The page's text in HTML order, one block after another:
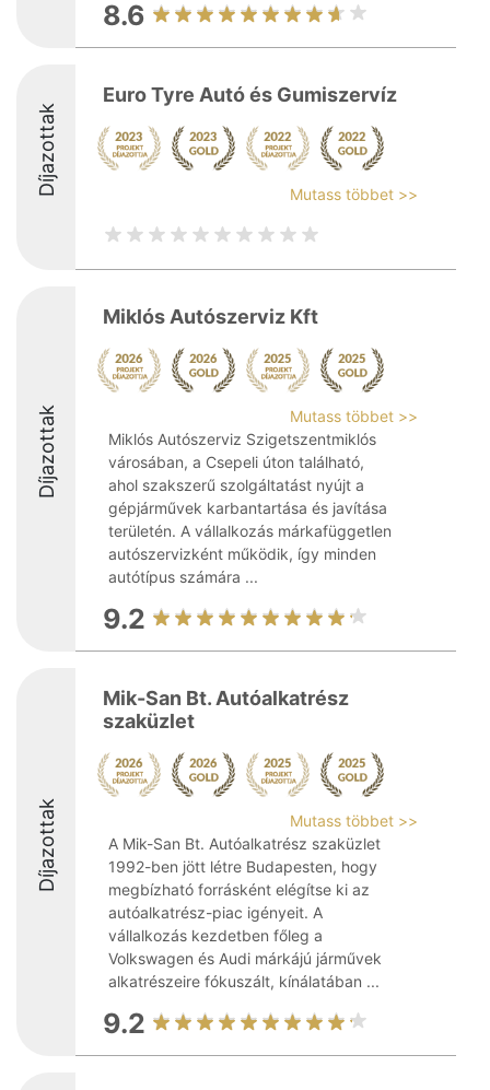
8.6
Díjazottak
Euro Tyre Autó és Gumiszervíz
Mutass többet >>
Díjazottak
Miklós Autószerviz Kft
Mutass többet >>
Miklós Autószerviz Szigetszentmiklós
városában, a Csepeli úton található,
ahol szakszerű szolgáltatást nyújt a
gépjárművek karbantartása és javítása
területén. A vállalkozás márkafüggetlen
autószervizként működik, így minden
autótípus számára ...
9.2
Díjazottak
Mik-San Bt. Autóalkatrész
szaküzlet
Mutass többet >>
A Mik-San Bt. Autóalkatrész szaküzlet
1992-ben jött létre Budapesten, hogy
megbízható forrásként elégítse ki az
autóalkatrész-piac igényeit. A
vállalkozás kezdetben főleg a
Volkswagen és Audi márkájú járművek
alkatrészeire fókuszált, kínálatában ...
9.2